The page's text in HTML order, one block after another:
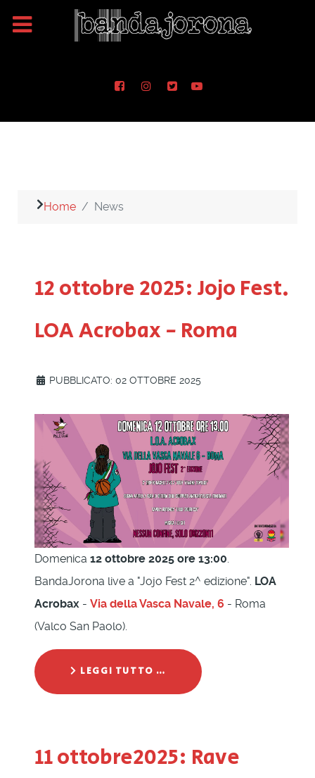
Home News
12 ottobre 2025: Jojo Fest.
LOA Acrobax - Roma
PUBBLICATO: 02 OTTOBRE 2025
Domenica 12 ottobre 2025 ore 13:00
BandaJorona live a "Jojo Fest 2^ edizione". LOA
Acrobax - Via della Vasca Navale, 6 - Roma
(Valco San Paolo).
LEGGI TUTTO …
11 ottobre2025: Rave